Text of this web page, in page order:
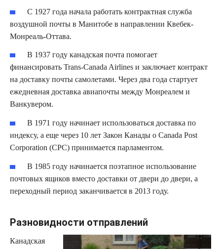
С 1927 года начала работать контрактная служба
воздушной почты в Манитобе в направлении Квебек-
Монреаль-Оттава.
В 1937 году канадская почта помогает
финансировать Trans-Canada Airlines и заключает контракт
на доставку почты самолетами. Через два года стартует
ежедневная доставка авиапочты между Монреалем и
Ванкувером.
В 1971 году начинает использоваться доставка по
индексу, а еще через 10 лет Закон Канады о Canada Post
Corporation (CPC) принимается парламентом.
В 1985 году начинается поэтапное использование
почтовых ящиков вместо доставки от двери до двери, а
переходный период заканчивается в 2013 году.
Разновидности отправлений
Канадская